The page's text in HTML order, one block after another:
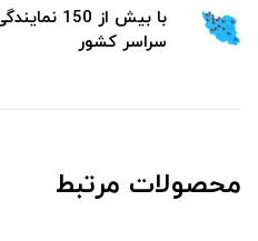
با بیش از
سراسر کشور
محصولات مرتبط